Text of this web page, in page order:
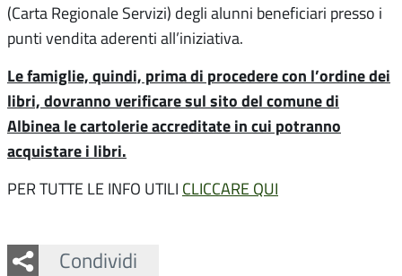
(Carta Regionale Servizi) degli alunni beneficiari presso i
punti vendita aderenti all’iniziativa.
Le famiglie, quindi, prima di procedere con l’ordine dei
libri, dovranno verificare sul sito del comune di
Albinea le cartolerie accreditate in cui potranno
acquistare i libri.
PER TUTTE LE INFO UTILI CLICCARE QUI
Condividi
Facebook
Twitter
Whatsapp